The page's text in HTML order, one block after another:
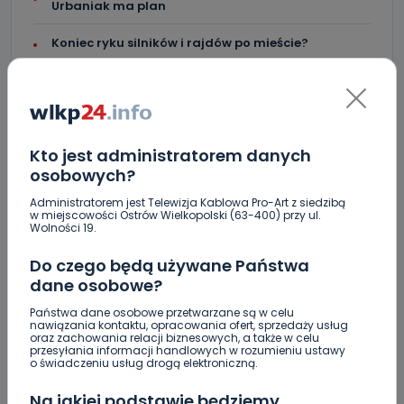
Kto jest administratorem danych
osobowych?
Administratorem jest Telewizja Kablowa Pro-Art z siedzibą
w miejscowości Ostrów Wielkopolski (63-400) przy ul.
Wolności 19.
Do czego będą używane Państwa
dane osobowe?
Państwa dane osobowe przetwarzane są w celu
nawiązania kontaktu, opracowania ofert, sprzedaży usług
oraz zachowania relacji biznesowych, a także w celu
przesyłania informacji handlowych w rozumieniu ustawy
o świadczeniu usług drogą elektroniczną.
Urbaniak ma plan
Koniec ryku silników i rajdów po mieście?
Skomentuj ten wpis jako pierwszy!
DOŁĄCZ DO DYSKUSJI
Wiadomość